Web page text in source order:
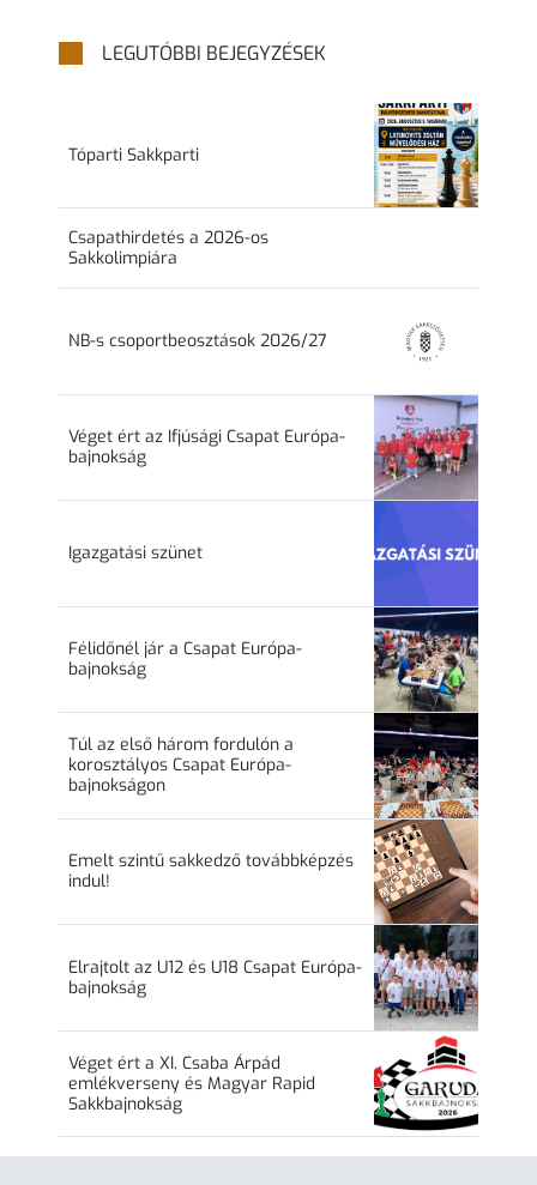
LEGUTÓBBI BEJEGYZÉSEK
Tóparti Sakkparti
Csapathirdetés a 2026-os
Sakkolimpiára
NB-s csoportbeosztások 2026/27
Véget ért az Ifjúsági Csapat Európa-
bajnokság
Igazgatási szünet
Félidőnél jár a Csapat Európa-
bajnokság
Túl az első három fordulón a
korosztályos Csapat Európa-
bajnokságon
Emelt szintű sakkedző továbbképzés
indul!
Elrajtolt az U12 és U18 Csapat Európa-
bajnokság
Véget ért a XI. Csaba Árpád
emlékverseny és Magyar Rapid
Sakkbajnokság